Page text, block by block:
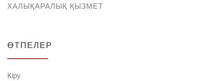
ХАЛЫҚАРАЛЫҚ ҚЫЗМЕТ
ӨТПЕЛЕР
Кіру